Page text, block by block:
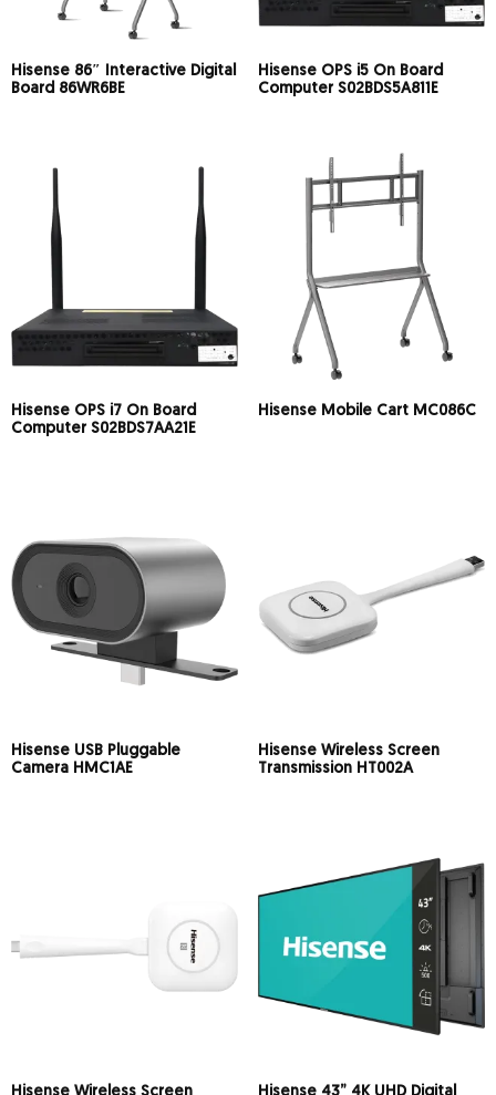
Hisense 86″ Interactive Digital
Board 86WR6BE
Hisense OPS i5 On Board
Computer S02BDS5A811E
Hisense OPS i7 On Board
Computer S02BDS7AA21E
Hisense Mobile Cart MC086C
Hisense USB Pluggable
Camera HMC1AE
Hisense Wireless Screen
Transmission HT002A